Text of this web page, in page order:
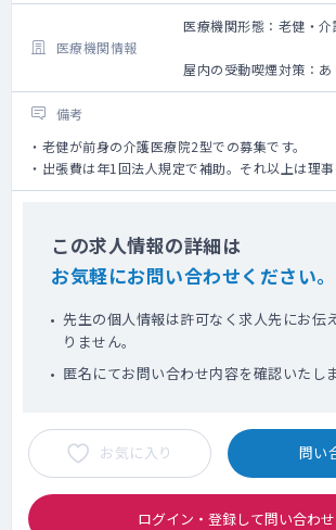
医療機関情報
医療機関形態：老健・介
屋内の受動喫煙対策：あ
備考
・老健が前身の介護医療院2型での募集です。
・出張費は年1回法人規定で補助。それ以上は理事
この求人情報の詳細は
お気軽にお問い合わせください。
先生の個人情報は許可なく求人先にお伝
りません。
匿名にてお問い合わせ内容を確認いたしま
お気に入り 問い
ログイン・登録して問い合わ